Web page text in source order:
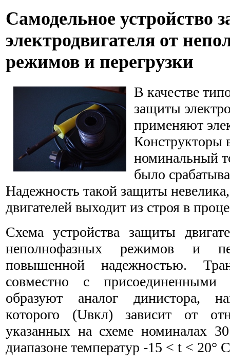
Самодельное устройство
электродвигателя от
режимов и перегрузки
В качестве
защиты
применяют
Конструкторы
номинальный
было
Надежность такой защиты
двигателей выходит из строя в
Схема устройства защиты
неполнофазных режимов и
повышенной надежностью.
совместно с
образуют аналог динистора,
которого (Uвкл) зависит от
указанных на схеме номиналах
диапазоне температур -15 < t < 20°